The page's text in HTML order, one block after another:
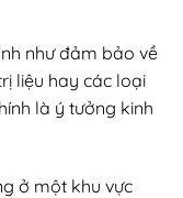
như đảm bảo về
liệu hay các loại
là ý tưởng kinh
ở một khu vực